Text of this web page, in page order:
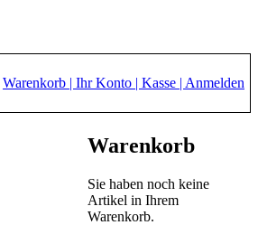
Warenkorb | Ihr Konto | Kasse | Anmelden
Warenkorb
Sie haben noch keine
Artikel in Ihrem
Warenkorb.